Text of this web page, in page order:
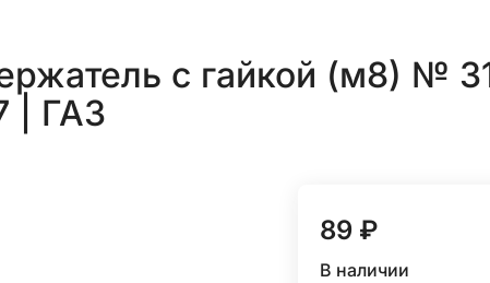
с гайкой (м8) №
| ГАЗ
89 ₽
В наличии